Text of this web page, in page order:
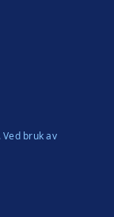
bruk av